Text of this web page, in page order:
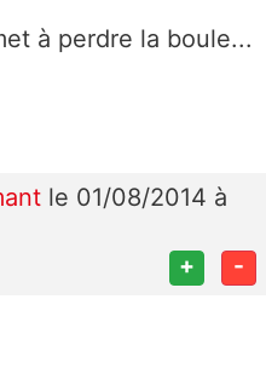
à perdre la boule...
le 01/08/2014 à
+ -